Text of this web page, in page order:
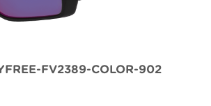
FV2389-COLOR-902